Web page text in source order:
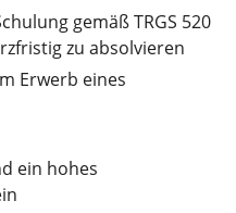
gemäß TRGS 520
zu absolvieren
Erwerb eines
ein hohes